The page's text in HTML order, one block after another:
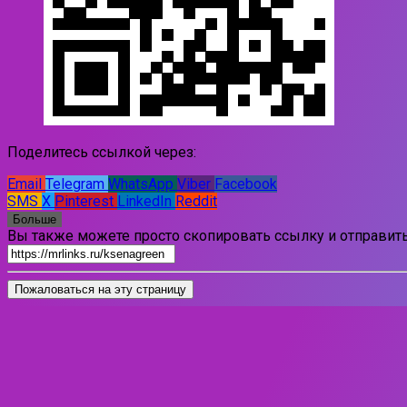
Поделитесь ссылкой через:
Email Telegram WhatsApp Viber Facebook
SMS X Pinterest LinkedIn Reddit
Больше
Вы также можете просто скопировать ссылку и
Пожаловаться на эту страницу